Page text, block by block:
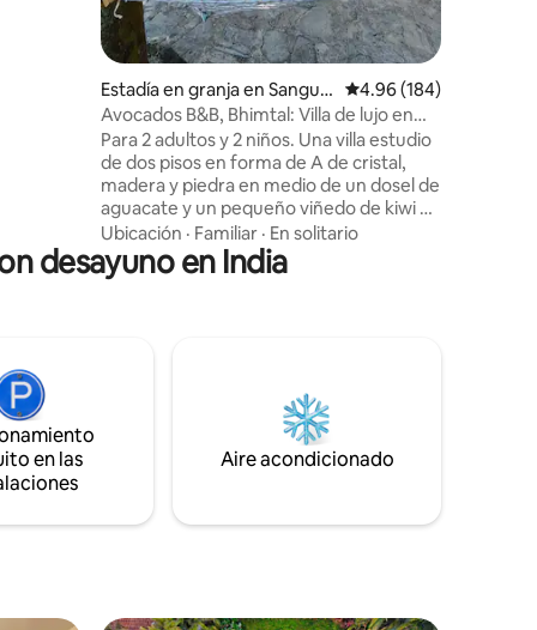
Estadía en granja en Sanguri
Gaon
Calificación promedio:
4.96 (184)
Avocados B&B, Bhimtal: Villa de lujo en
forma de A
Para 2 adultos y 2 niños. Una villa estudio
de dos pisos en forma de A de cristal,
madera y piedra en medio de un dosel de
aguacate y un pequeño viñedo de kiwi y
bastantes plantas de flores raras en las
instalaciones de nuestra propiedad
ancestral. Entorno vintage, una
excursionistas, lectores, observadores
de aves, amantes de la naturaleza,
practicantes de meditación o personas
que simplemente buscan un lugar
Ubicación · Familiar · En solitario
desayuno en India
en las
Aire acondicionado